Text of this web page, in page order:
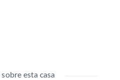
esta casa